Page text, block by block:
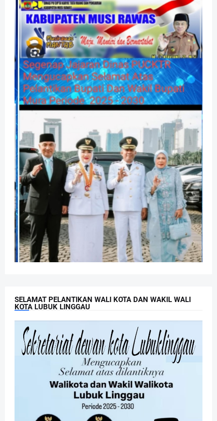
SELAMAT PELANTIKAN WALI KOTA DAN WAKIL WALI
KOTA LUBUK LINGGAU